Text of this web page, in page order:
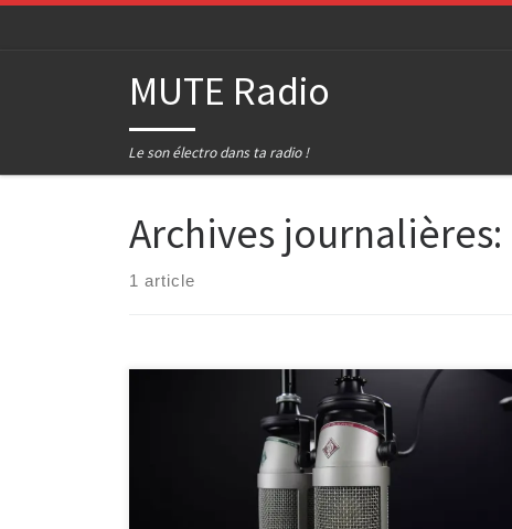
MUTE Radio
Le son électro dans ta radio !
Archives journalières:
1 article